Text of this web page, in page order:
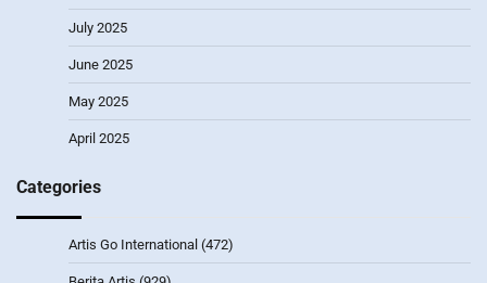
July 2025
June 2025
May 2025
April 2025
Categories
Artis Go International (472)